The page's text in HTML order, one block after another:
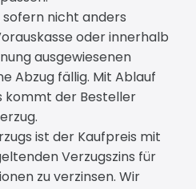
sofern nicht anders
oder innerhalb
ausgewiesenen
Abzug fällig. Mit Ablauf
kommt der Besteller
ist der Kaufpreis mit
Verzugszins für
zu verzinsen. Wir